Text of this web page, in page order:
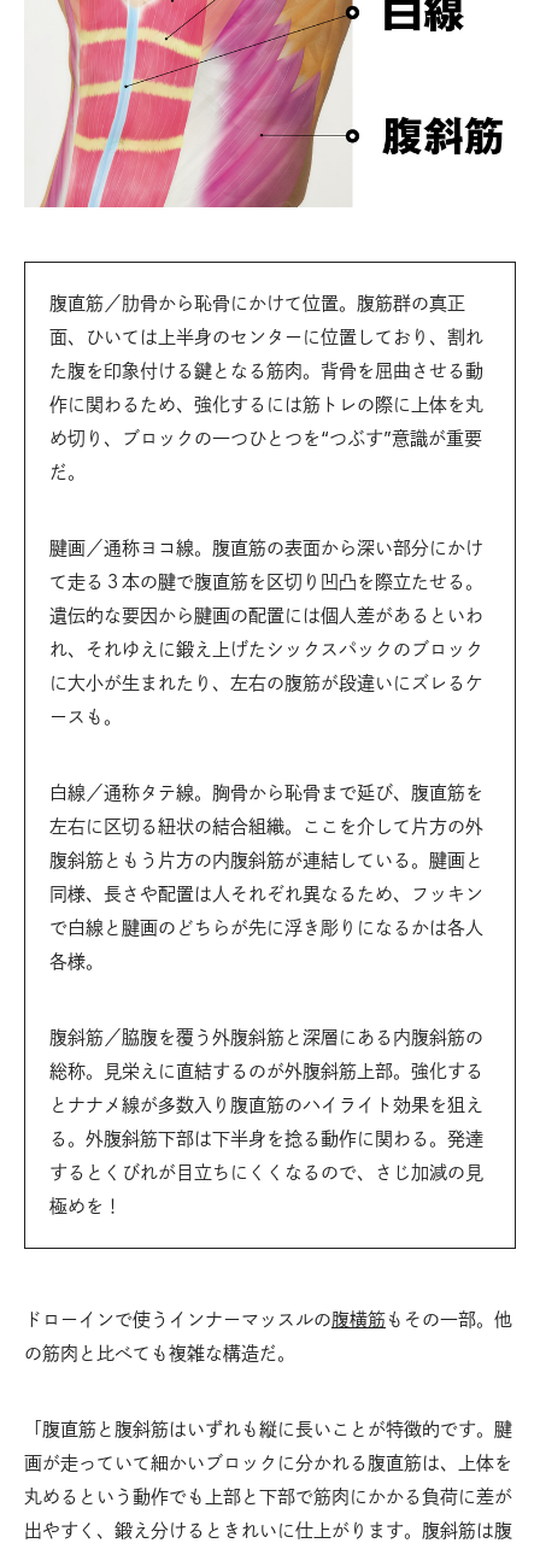
腹直筋／肋骨から恥骨にかけて位置。腹筋群の真正
面、ひいては上半身のセンターに位置しており、割れ
た腹を印象付ける鍵となる筋肉。背骨を屈曲させる動
作に関わるため、強化するには筋トレの際に上体を丸
め切り、ブロックの一つひとつを“つぶす”意識が重要
だ。
腱画／通称ヨコ線。腹直筋の表面から深い部分にかけ
て走る３本の腱で腹直筋を区切り凹凸を際立たせる。
遺伝的な要因から腱画の配置には個人差があるといわ
れ、それゆえに鍛え上げたシックスパックのブロック
に大小が生まれたり、左右の腹筋が段違いにズレるケ
ースも。
白線／通称タテ線。胸骨から恥骨まで延び、腹直筋を
左右に区切る紐状の結合組織。ここを介して片方の外
腹斜筋ともう片方の内腹斜筋が連結している。腱画と
同様、長さや配置は人それぞれ異なるため、フッキン
で白線と腱画のどちらが先に浮き彫りになるかは各人
各様。
腹斜筋／脇腹を覆う外腹斜筋と深層にある内腹斜筋の
総称。見栄えに直結するのが外腹斜筋上部。強化する
とナナメ線が多数入り腹直筋のハイライト効果を狙え
る。外腹斜筋下部は下半身を捻る動作に関わる。発達
するとくびれが目立ちにくくなるので、さじ加減の見
極めを！
ドローインで使うインナーマッスルの腹横筋もその一部。他
の筋肉と比べても複雑な構造だ。
「腹直筋と腹斜筋はいずれも縦に長いことが特徴的です。腱
画が走っていて細かいブロックに分かれる腹直筋は、上体を
丸めるという動作でも上部と下部で筋肉にかかる負荷に差が
出やすく、鍛え分けるときれいに仕上がります。腹斜筋は腹